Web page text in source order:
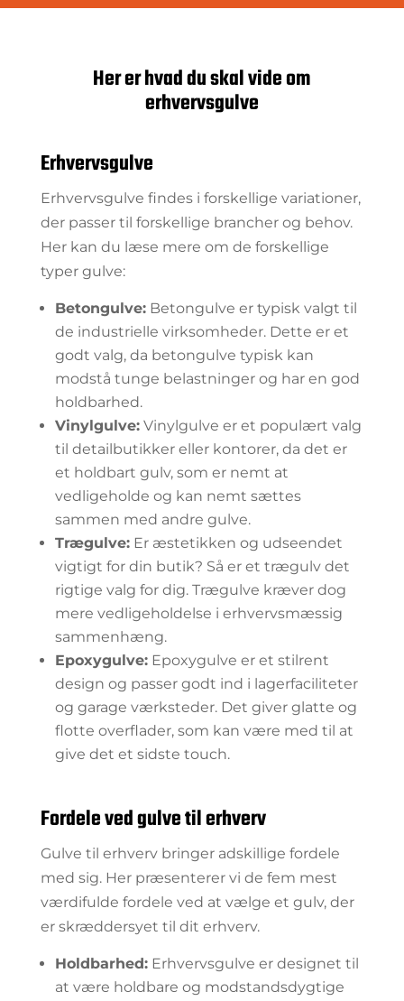
Her er hvad du skal vide om
erhvervsgulve
Erhvervsgulve
Erhvervsgulve findes i forskellige variationer,
der passer til forskellige brancher og behov.
Her kan du læse mere om de forskellige
typer gulve:
Betongulve:Betongulve er typisk valgt til
de industrielle virksomheder. Dette er et
godt valg, da betongulve typisk kan
modstå tunge belastninger og har en god
holdbarhed.
Vinylgulve:Vinylgulve er et populært valg
til detailbutikker eller kontorer, da det er
et holdbart gulv, som er nemt at
vedligeholde og kan nemt sættes
sammen med andre gulve.
Trægulve:Er æstetikken og udseendet
vigtigt for din butik? Så er et trægulv det
rigtige valg for dig. Trægulve kræver dog
mere vedligeholdelse i erhvervsmæssig
sammenhæng.
Epoxygulve:Epoxygulve er et stilrent
design og passer godt ind i lagerfaciliteter
og garage værksteder. Det giver glatte og
flotte overflader, som kan være med til at
give det et sidste touch.
Fordele ved gulve til erhverv
Gulve til erhverv bringer adskillige fordele
med sig. Her præsenterer vi de fem mest
værdifulde fordele ved at vælge et gulv, der
er skræddersyet til dit erhverv.
Holdbarhed:Erhvervsgulve er designet til
at være holdbare og modstandsdygtige